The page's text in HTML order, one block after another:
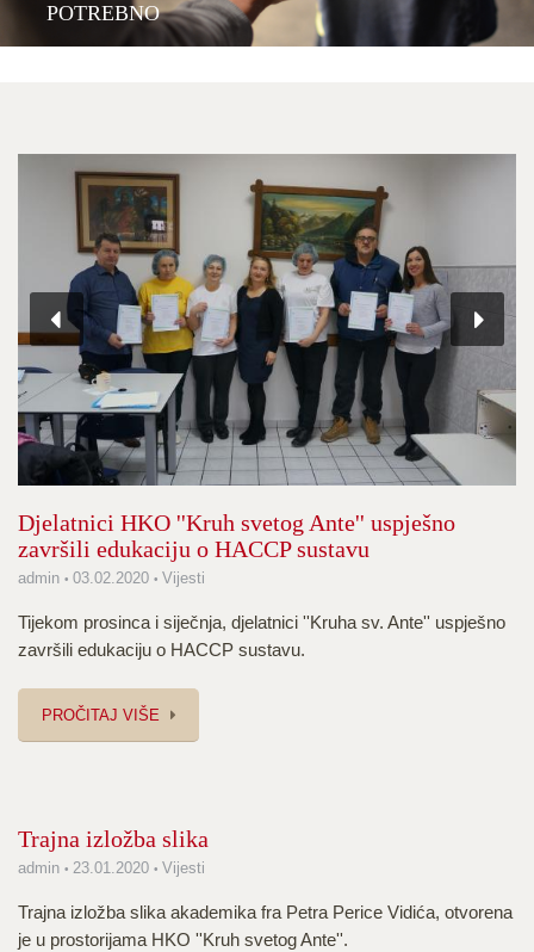
POTREBNO
Djelatnici HKO ''Kruh svetog Ante'' uspješno
završili edukaciju o HACCP sustavu
admin 03.02.2020 Vijesti
Tijekom prosinca i siječnja, djelatnici ''Kruha sv. Ante'' uspješno
završili edukaciju o HACCP sustavu.
PROČITAJ VIŠE
Trajna izložba slika
admin 23.01.2020 Vijesti
Trajna izložba slika akademika fra Petra Perice Vidića, otvorena
je u prostorijama HKO ''Kruh svetog Ante''.